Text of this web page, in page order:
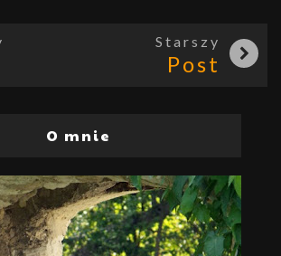
Starszy
Post
O mnie